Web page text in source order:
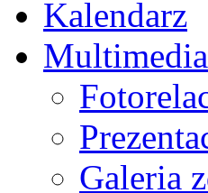
Kalendarz
Multimedia
Galeria